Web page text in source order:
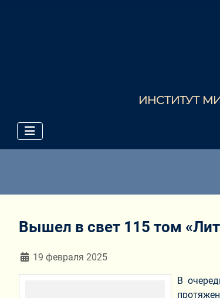
ИНСТИТУТ
Вышел в свет 115 том
Информация о материале
19 февраля 2025
В